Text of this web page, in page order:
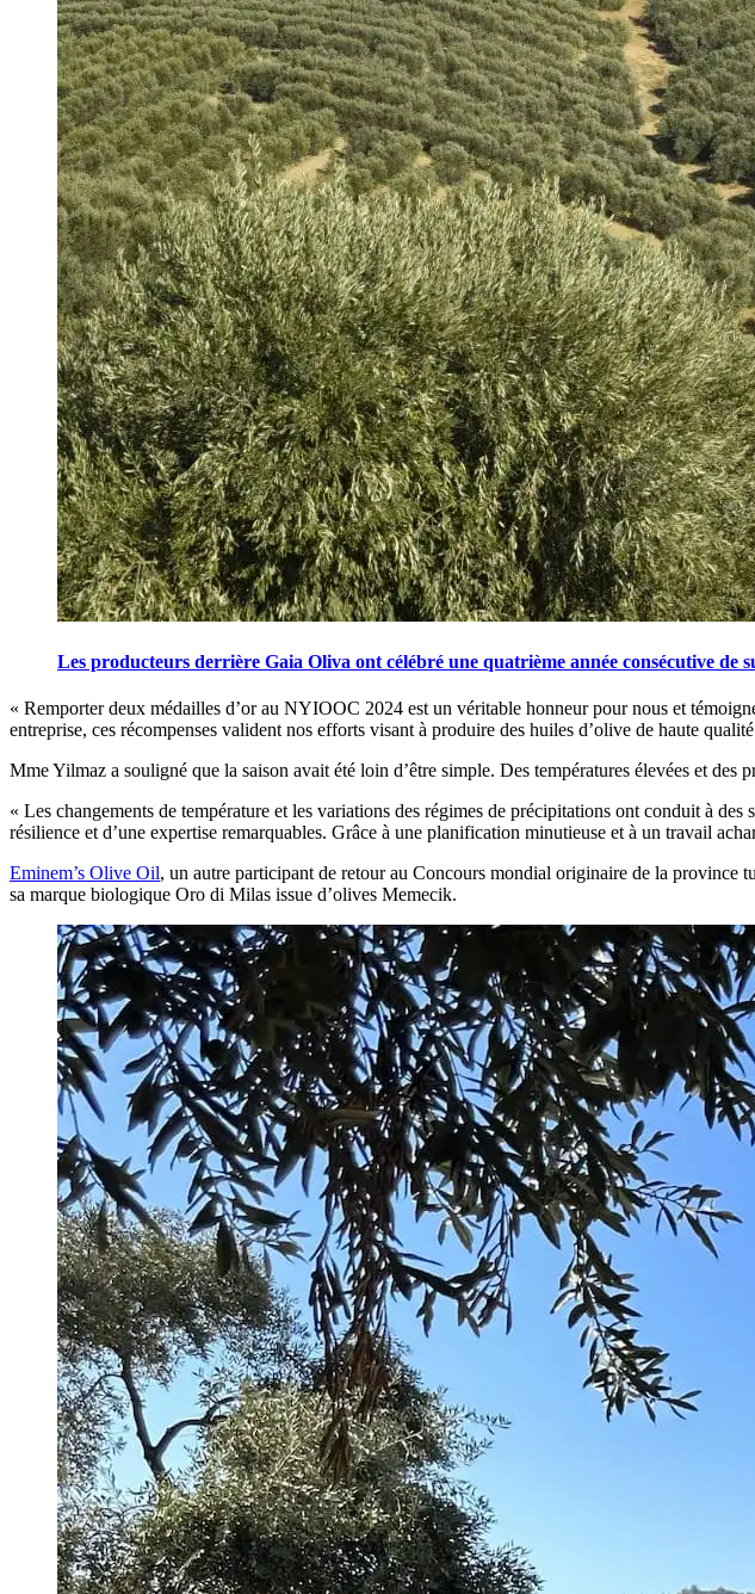
Les producteurs derrière Gaia Oliva ont célébré une quatrième année consécutive de
« Remporter deux médailles d’or au NYIOOC 2024 est un véritable honneur pour nous et
entreprise, ces récompenses valident nos efforts visant à produire des huiles d’olive de haute
Mme Yilmaz a souligné que la saison avait été loin d’être simple. Des températures élevées et
« Les changements de température et les variations des régimes de précipitations ont conduit à
résilience et d’une expertise remarquables. Grâce à une planification minutieuse et à un travail
Eminem’s Olive Oil, un autre participant de retour au Concours mondial originaire de la province
sa marque biologique Oro di Milas issue d’olives Memecik.